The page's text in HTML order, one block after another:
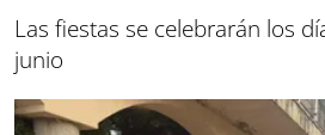
Las fiestas se celebrarán los
junio